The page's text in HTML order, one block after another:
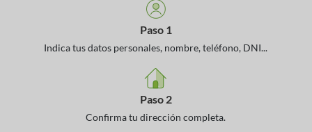
Paso 1
Indica tus datos personales, nombre, teléfono, DNI...
Paso 2
Confirma tu dirección completa.